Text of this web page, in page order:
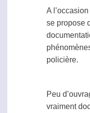
A
se propose
policière.
Peu
vraiment